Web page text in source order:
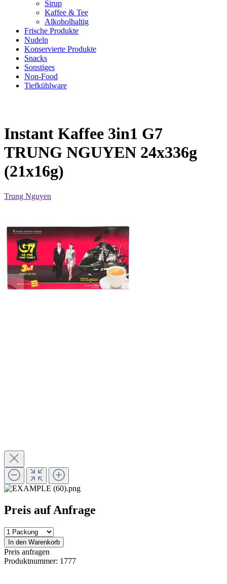
Sirup
Kaffee & Tee
Alkoholhaltig
Frische Produkte
Nudeln
Konservierte Produkte
Snacks
Sonstiges
Non-Food
Tiefkühlware
Instant Kaffee 3in1 G7
TRUNG NGUYEN 24x336g
(21x16g)
Trung Nguyen
Preis auf Anfrage
In den Warenkorb
Preis anfragen
Produktnummer: 1777